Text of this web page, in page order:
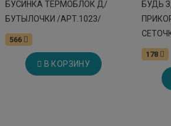
БУСИНКА ТЕРМОБЛОК Д/
БУТЫЛОЧКИ /АРТ.1023/
566
В КОРЗИНУ
БУДЬ
178